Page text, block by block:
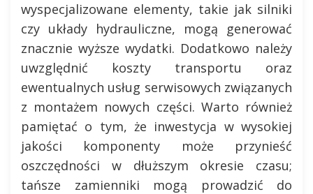
wyspecjalizowane elementy, takie jak silniki
czy układy hydrauliczne, mogą generować
znacznie wyższe wydatki. Dodatkowo należy
uwzględnić koszty transportu oraz
ewentualnych usług serwisowych związanych
z montażem nowych części. Warto również
pamiętać o tym, że inwestycja w wysokiej
jakości komponenty może przynieść
oszczędności w dłuższym okresie czasu;
tańsze zamienniki mogą prowadzić do